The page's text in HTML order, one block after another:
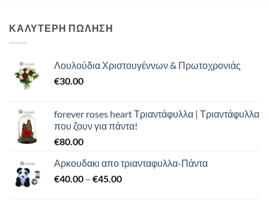
ΚΑΛΥΤΕΡΗ ΠΩΛΗΣΗ
Λουλούδια Χριστουγέννων & Πρωτοχρονιάς
€30.00
forever roses heart Τριαντάφυλλα | Τριαντάφυλλα
που ζουν για πάντα!
€80.00
Αρκουδακι απο τριανταφυλλα-Πάντα
€40.00 – €45.00Price